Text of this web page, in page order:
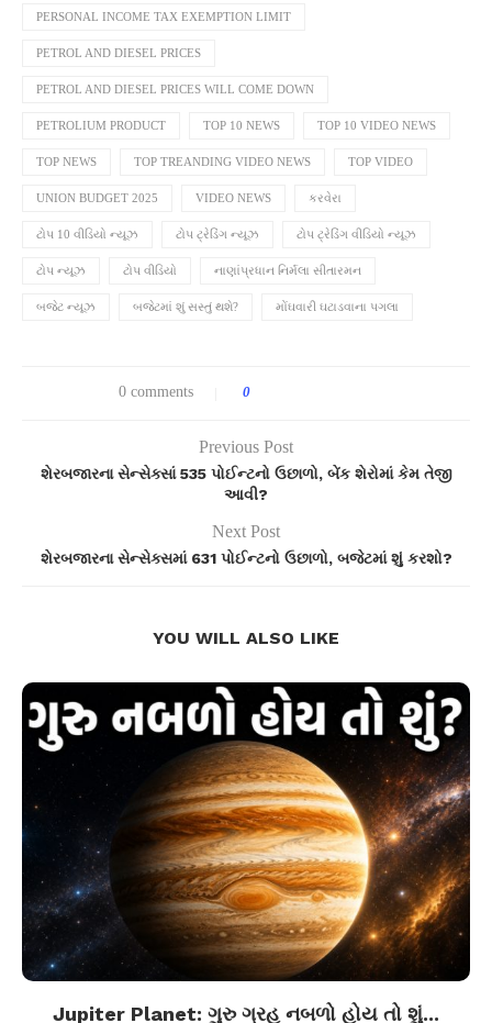
PERSONAL INCOME TAX EXEMPTION LIMIT
PETROL AND DIESEL PRICES
PETROL AND DIESEL PRICES WILL COME DOWN
PETROLIUM PRODUCT TOP 10 NEWS TOP 10 VIDEO NEWS
TOP NEWS TOP TREANDING VIDEO NEWS TOP VIDEO
UNION BUDGET 2025 VIDEO NEWS કરવેરા
ટોપ 10 વીડિયો ન્યૂઝ ટોપ ટ્રેડિંગ ન્યૂઝ ટોપ ટ્રેડિંગ વીડિયો ન્યૂઝ
ટોપ ન્યૂઝ ટોપ વીડિયો નાણાંપ્રધાન નિર્મલા સીતારમન
બજેટ ન્યૂઝ બજેટમાં શું સસ્તું થશે? મોંઘવારી ઘટાડવાના પગલા
0 comments 0
Previous Post
શેરબજારના સેન્સેક્સાં 535 પોઈન્ટનો ઉછાળો, બેંક શેરોમાં કેમ તેજી
આવી?
Next Post
શેરબજારના સેન્સેક્સમાં 631 પોઈન્ટનો ઉછાળો, બજેટમાં શું કરશો?
YOU WILL ALSO LIKE
Jupiter Planet: ગુરુ ગ્રહ નબળો હોય તો શું...